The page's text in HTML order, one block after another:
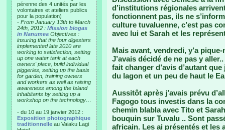
pérenne des 4 unités par les
volontaires et ateliers publics
pour la population)
- From January 13th to March
24th, 2012 : Mission biogas
in Nanumea Objectives :
insuring that the four digesters
implemented late 2010 are
working to satisfaction, setting
up one water tank at each
owners' place, build individual
piggeries, setting up the basis
for garden, training owners
and workers as well as raising
awareness among the Island
inhabitants by setting up a
workshop on the technology…
- du 10 au 19 janvier 2012 :
Exposition photographique
traditionnelle au Vaiaku Lagi
d’institutions régionales
fonctionnent pas, ils ne
culture tuvaluenne, c’est pas
avec lui et Sarah et les
Mais avant, vendredi, y’a
J’avais décidé de ne pas y
fait changer d’avis d’autant
du lagon et un peu de haut le
Aussitôt après j’avais prévu
Fagogo tous investis dans la
chemin blabla avec Tito et
bouquin sur Tuvalu .. Sont
africain. Les ai présentés et les